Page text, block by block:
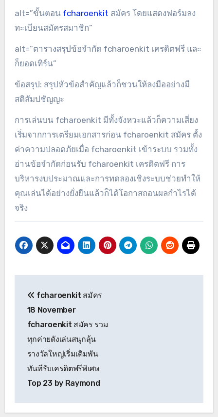
alt=”ขั้นตอน fcharoenkit สมัคร โดยแสดงฟอร์มลง
ทะเบียนสมัครสมาชิก”
alt=”ตารางสรุปข้อจำกัด fcharoenkit เครดิตฟรี และ
ก็ยอดเทิร์น”
ข้อสรุป: สรุปหัวข้อสำคัญแล้วก็ชวนให้ลงมืออย่างมี
สติสัมปชัญญะ
การเล่นบน fcharoenkit มีทั้งจังหวะแล้วก็ความเสี่ยง
เริ่มจากการเตรียมเอกสารก่อน fcharoenkit สมัคร ตั้ง
ค่าความปลอดภัยเมื่อ fcharoenkit เข้าระบบ รวมทั้ง
อ่านข้อจำกัดก่อนรับ fcharoenkit เครดิตฟรี การ
บริหารงบประมาณและการทดลองเชิงระบบช่วยทำให้
คุณเล่นได้อย่างยั่งยืนแล้วก็ได้โอกาสถอนผลกำไรได้
จริง
เรื่อง
fcharoenkit สมัคร
18 November
fcharoenkit สมัคร รวม
ทุกค่ายดังเล่นสนุกลุ้น
รางวัลใหญ่เริ่มเดิมพัน
ทันทีรับเครดิตฟรีพิเศษ
Top 23 by Raymond